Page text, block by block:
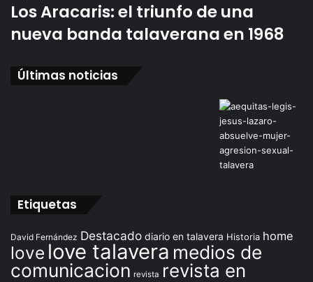
Los Aracaris: el triunfo de una
nueva banda talaverana en 1968
Últimas noticias
Etiquetas
David Fernández Destacado diario en talavera Historia home
love love talavera medios de
comunicacion revista revista en